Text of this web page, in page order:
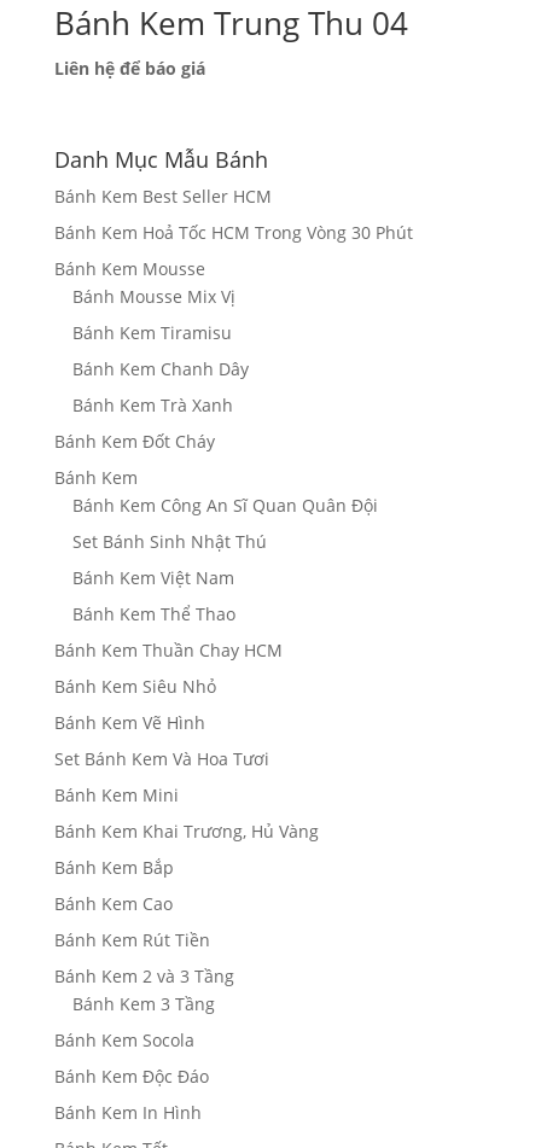
Bánh Kem Trung Thu 04
Liên hệ để báo giá
Danh Mục Mẫu Bánh
Bánh Kem Best Seller HCM
Bánh Kem Hoả Tốc HCM Trong Vòng 30 Phút
Bánh Kem Mousse
Bánh Mousse Mix Vị
Bánh Kem Tiramisu
Bánh Kem Chanh Dây
Bánh Kem Trà Xanh
Bánh Kem Đốt Cháy
Bánh Kem
Bánh Kem Công An Sĩ Quan Quân Đội
Set Bánh Sinh Nhật Thú
Bánh Kem Việt Nam
Bánh Kem Thể Thao
Bánh Kem Thuần Chay HCM
Bánh Kem Siêu Nhỏ
Bánh Kem Vẽ Hình
Set Bánh Kem Và Hoa Tươi
Bánh Kem Mini
Bánh Kem Khai Trương, Hủ Vàng
Bánh Kem Bắp
Bánh Kem Cao
Bánh Kem Rút Tiền
Bánh Kem 2 và 3 Tầng
Bánh Kem 3 Tầng
Bánh Kem Socola
Bánh Kem Độc Đáo
Bánh Kem In Hình